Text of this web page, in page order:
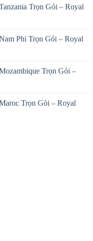
Trọn Gói – Royal
Phi Trọn Gói – Royal
Trọn Gói –
Trọn Gói – Royal